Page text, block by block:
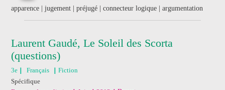
apparence | jugement | préjugé | connecteur logique | argumentation
Laurent Gaudé, Le Soleil des Scorta
(questions)
3e Français
Fiction
Spécifique